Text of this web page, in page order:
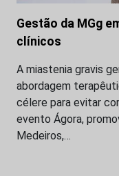
Gestão da MGg
clínicos
A miastenia gravis
abordagem
célere para evitar
evento Ágora,
Medeiros,…